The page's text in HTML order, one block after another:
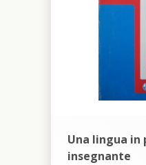
Una lingua in
insegnante